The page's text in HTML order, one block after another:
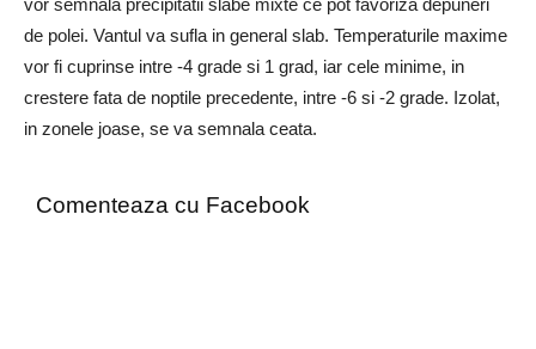
vor semnala precipitatii slabe mixte ce pot favoriza depuneri
de polei. Vantul va sufla in general slab. Temperaturile maxime
vor fi cuprinse intre -4 grade si 1 grad, iar cele minime, in
crestere fata de noptile precedente, intre -6 si -2 grade. Izolat,
in zonele joase, se va semnala ceata.
Comenteaza cu Facebook